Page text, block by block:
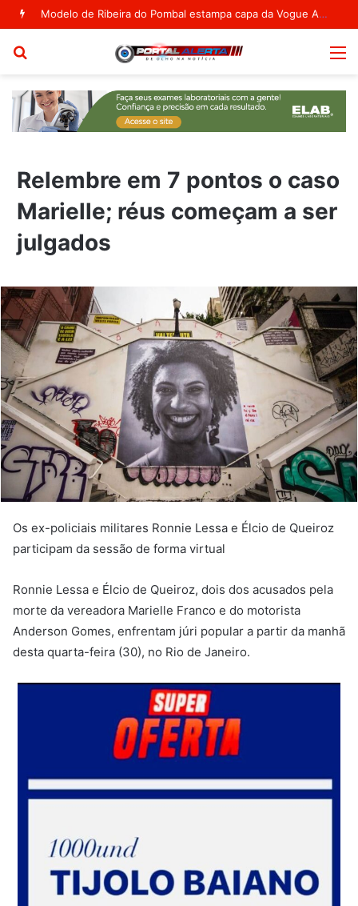
Modelo de Ribeira do Pombal estampa capa da Vogue Agosto
Relembre em 7 pontos o caso
Marielle; réus começam a ser
julgados
Os ex-policiais militares Ronnie Lessa e Élcio de Queiroz
participam da sessão de forma virtual
Ronnie Lessa e Élcio de Queiroz, dois dos acusados pela
morte da vereadora Marielle Franco e do motorista
Anderson Gomes, enfrentam júri popular a partir da manhã
desta quarta-feira (30), no Rio de Janeiro.